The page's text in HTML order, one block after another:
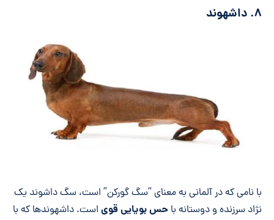
۸. داشهوند
با نامی که در آلمانی به معنای “سگ گورکن” است، سگ داشوند یک
نژاد سرزنده و دوستانه با حس بویایی قوی است. داشهوندها که با